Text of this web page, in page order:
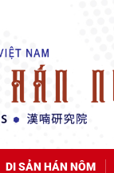
DI SẢN HÁN NÔM